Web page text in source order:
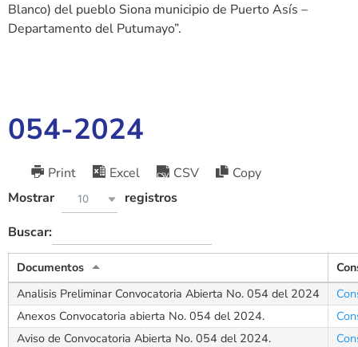
Blanco) del pueblo Siona municipio de Puerto Asís –
Departamento del Putumayo”.
054-2024
Print Excel CSV
Copy
Mostrar
10
registros
Buscar:
Documentos
Analisis Preliminar Convocatoria Abierta No. 054 del 2024
Anexos Convocatoria abierta No. 054 del 2024.
Aviso de Convocatoria Abierta No. 054 del 2024.